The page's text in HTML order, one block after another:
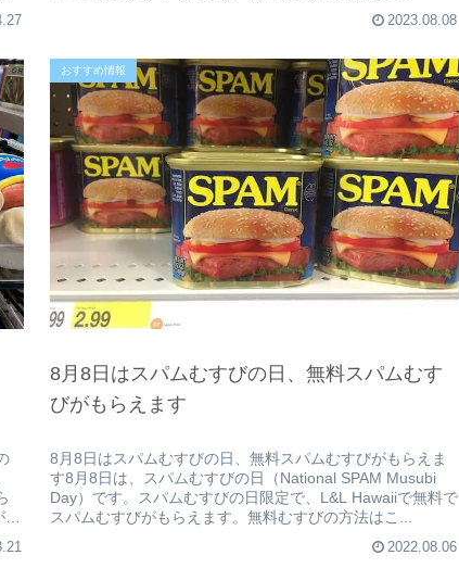
2023.08.08
の
おすすめ情報
8月8日はスパムむすびの日、無料スパムむす
びがもらえます
8月8日はスパムむすびの日、無料スパムむすびがもらえま
す8月8日は、スパムむすびの日（National SPAM Musubi
Day）です。スパムむすびの日限定で、L&L Hawaiiで無料で
スパムむすびがもらえます。無料むすびの方法はこ...
2022.08.06